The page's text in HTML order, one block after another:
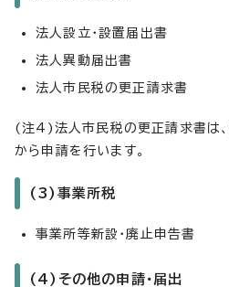
法人設立・設置届出書
法人異動届出書
法人市民税の更正請求書
(注4)法人市民税の更正請求書は
から申請を行います。
(3)事業所税
事業所等新設・廃止申告書
(4)その他の申請・届出